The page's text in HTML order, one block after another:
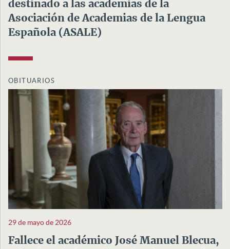
destinado a las academias de la
Asociación de Academias de la Lengua
Española (ASALE)
OBITUARIOS
29 de mayo de 2026
Fallece el académico José Manuel Blecua,